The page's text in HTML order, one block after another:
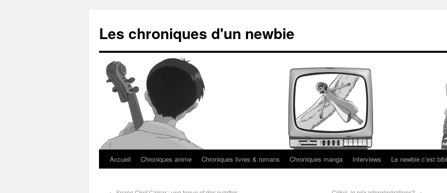
Les chroniques d'un newbie
Accueil Chroniques anime Chroniques livres & romans Chroniques manga Interviews Le newbie c’est bibi